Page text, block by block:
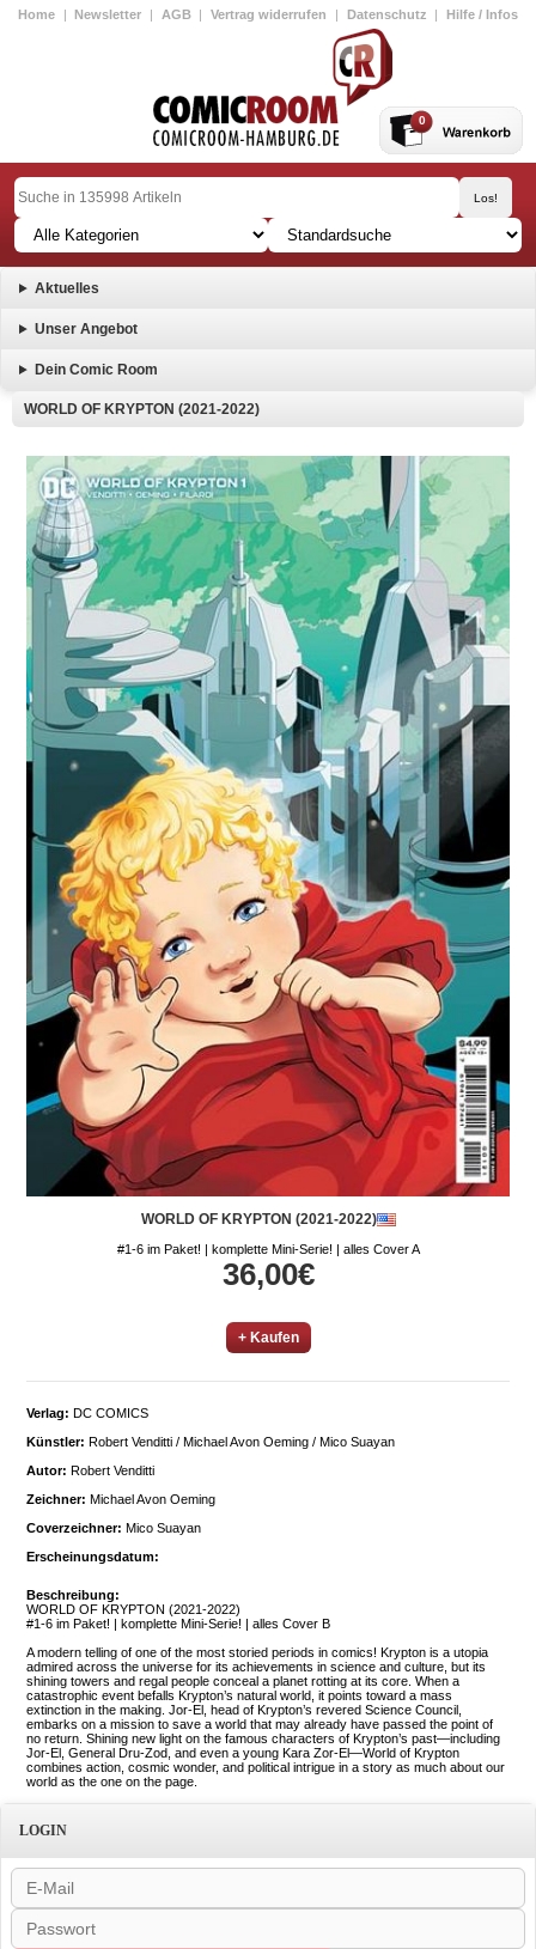
Home | Newsletter | AGB | Vertrag widerrufen | Datenschutz | Hilfe / Infos
0
Aktuelles
Unser Angebot
Dein Comic Room
WORLD OF KRYPTON (2021-2022)
WORLD OF KRYPTON (2021-2022)
#1-6 im Paket! | komplette Mini-Serie! | alles Cover A
36,00€
+ Kaufen
Verlag: DC COMICS
Künstler: Robert Venditti / Michael Avon Oeming / Mico Suayan
Autor: Robert Venditti
Zeichner: Michael Avon Oeming
Coverzeichner: Mico Suayan
Erscheinungsdatum:
Beschreibung:
WORLD OF KRYPTON (2021-2022)
#1-6 im Paket! | komplette Mini-Serie! | alles Cover B
A modern telling of one of the most storied periods in comics! Krypton is a utopia
admired across the universe for its achievements in science and culture, but its
shining towers and regal people conceal a planet rotting at its core. When a
catastrophic event befalls Krypton’s natural world, it points toward a mass
extinction in the making. Jor-El, head of Krypton’s revered Science Council,
embarks on a mission to save a world that may already have passed the point of
no return. Shining new light on the famous characters of Krypton’s past—including
Jor-El, General Dru-Zod, and even a young Kara Zor-El—World of Krypton
combines action, cosmic wonder, and political intrigue in a story as much about our
world as the one on the page.
LOGIN